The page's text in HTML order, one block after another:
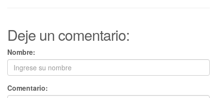
Deje un comentario:
Nombre:
Comentario: